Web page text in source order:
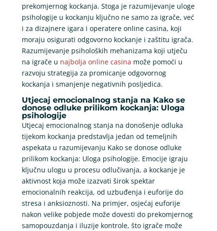
prekomjernog kockanja. Stoga je razumijevanje uloge
psihologije u kockanju ključno ne samo za igrače, već
i za dizajnere igara i operatere online casina, koji
moraju osigurati odgovorno kockanje i zaštitu igrača.
Razumijevanje psiholoških mehanizama koji utječu
na igrače u najbolja online casina može pomoći u
razvoju strategija za promicanje odgovornog
kockanja i smanjenje negativnih posljedica.
Utjecaj emocionalnog stanja na Kako se
donose odluke prilikom kockanja: Uloga
psihologije
Utjecaj emocionalnog stanja na donošenje odluka
tijekom kockanja predstavlja jedan od temeljnih
aspekata u razumijevanju Kako se donose odluke
prilikom kockanja: Uloga psihologije. Emocije igraju
ključnu ulogu u procesu odlučivanja, a kockanje je
aktivnost koja može izazvati širok spektar
emocionalnih reakcija, od uzbuđenja i euforije do
stresa i anksioznosti. Na primjer, osjećaj euforije
nakon velike pobjede može dovesti do prekomjernog
samopouzdanja i iluzije kontrole, što igrače može